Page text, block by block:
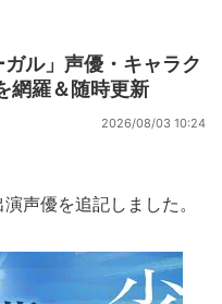
ル」声優・キャラク
網羅＆随時更新
2026/08/03 10:24
声優を追記しました。